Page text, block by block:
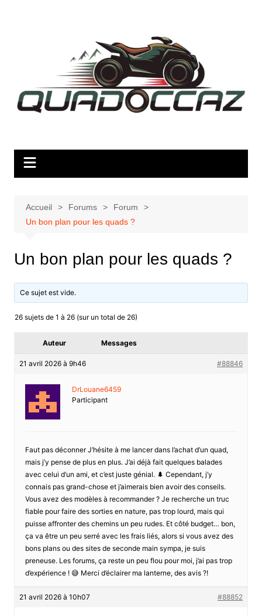
Accueil Forums
Forum
Un bon plan pour les quads ?
Un bon plan pour les quads ?
Ce sujet est vide.
26 sujets de 1 à 26 (sur un total de 26)
Auteur Messages
21 avril 2026 à 9h46 #88846
DrLouane6459
Participant
Faut pas déconner J’hésite à me lancer dans l’achat d’un quad,
mais j’y pense de plus en plus. J’ai déjà fait quelques balades
avec celui d’un ami, et c’est juste génial. 🌲 Cependant, j’y
connais pas grand-chose et j’aimerais bien avoir des conseils.
Vous avez des modèles à recommander ? Je recherche un truc
fiable pour faire des sorties en nature, pas trop lourd, mais qui
puisse affronter des chemins un peu rudes. Et côté budget… bon,
ça va être un peu serré avec les frais liés, alors si vous avez des
bons plans ou des sites de seconde main sympa, je suis
preneuse. Les forums, ça reste un peu flou pour moi, j’ai pas trop
d’expérience ! 😅 Merci d’éclairer ma lanterne, des avis ?!
21 avril 2026 à 10h07 #88852